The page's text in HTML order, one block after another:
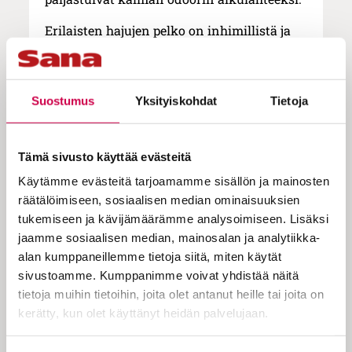
Suostumus Yksityiskohdat Tietoja
Tämä sivusto käyttää evästeitä
Käytämme evästeitä tarjoamamme sisällön ja mainosten
räätälöimiseen, sosiaalisen median ominaisuuksien
tukemiseen ja kävijämäärämme analysoimiseen. Lisäksi
jaamme sosiaalisen median, mainosalan ja analytiikka-
alan kumppaneillemme tietoja siitä, miten käytät
sivustoamme. Kumppanimme voivat yhdistää näitä
tietoja muihin tietoihin, joita olet antanut heille tai joita on
kerätty, kun olet käyttänyt heidän palvelujaan.
Erilaisten hajujen pelko on inhimillistä ja
ihmiselle luontaista. Haju varoittaa
pilaantumisesta ja saa meidät helposti
kuolemaan, mädänneisyyteen ja
rappeutumiseen. Siis kaikkeen siihen,
pois.
Jeesuskohtasi pahan hajun ystävänsä
Lasaruksen haudalla. Martta, Lasaruksen
sisar, epäröi siirtää kiveä pois veljensä
haudalta, sillä Lasarus oli ollut kuolleena jo
neljä päivää: ”Herra, hän haisee jo.”
Martan reaktio on ymmärrettävä. Mutta
juuri haisevimman, suljetun haudan,
Jeesus haluaa avata. Myös meidän